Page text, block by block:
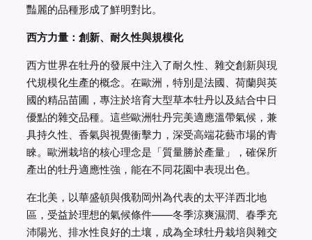
豔麗的品種形成了鮮明對比。
西方力量：創新、耐久性與規模化
西方世界在牡丹的發展中注入了耐久性、雜交創新與現
代規模化生產的概念。在歐洲，特別是法國、荷蘭與英
國的精品苗圃，專注於培育大型草本牡丹以及結合中日
優點的雜交品種。這些歐洲牡丹完美適應溫帶氣候，兼
具持久性、香氣與視覺衝擊力，深受高端花藝市場的青
睞。歐洲栽培的核心理念是「質量勝於產量」，確保所
產出的牡丹適應性強，能在不同花園中表現出色。
在北美，以華盛頓與俄勒岡州為代表的太平洋西北地
區，受益於理想的氣候條件——冬季涼爽濕潤、春季充
沛陽光、排水性良好的土壤，成為全球牡丹栽培與雜交